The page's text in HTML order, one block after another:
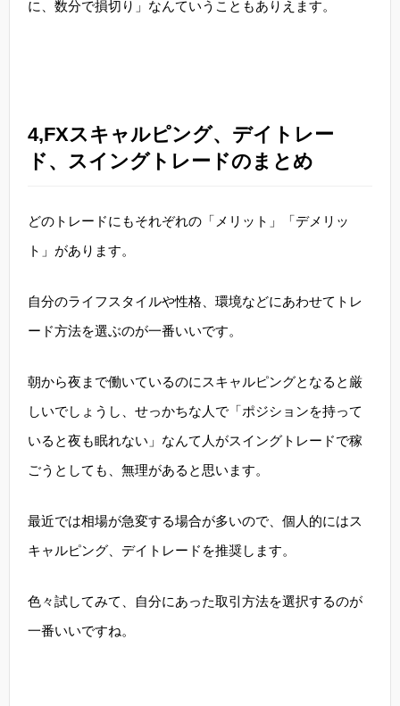
に、数分で損切り」なんていうこともありえます。
4,FXスキャルピング、デイトレー
ド、スイングトレードのまとめ
どのトレードにもそれぞれの「メリット」「デメリッ
ト」があります。
自分のライフスタイルや性格、環境などにあわせてトレ
ード方法を選ぶのが一番いいです。
朝から夜まで働いているのにスキャルピングとなると厳
しいでしょうし、せっかちな人で「ポジションを持って
いると夜も眠れない」なんて人がスイングトレードで稼
ごうとしても、無理があると思います。
最近では相場が急変する場合が多いので、個人的にはス
キャルピング、デイトレードを推奨します。
色々試してみて、自分にあった取引方法を選択するのが
一番いいですね。